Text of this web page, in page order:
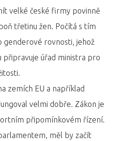
velké české firmy povinně
třetinu žen. Počítá s tím
genderové rovnosti, jehož
připravuje úřad ministra pro
zemích EU a například
velmi dobře. Zákon je
připomínkovém řízení.
měl by začít